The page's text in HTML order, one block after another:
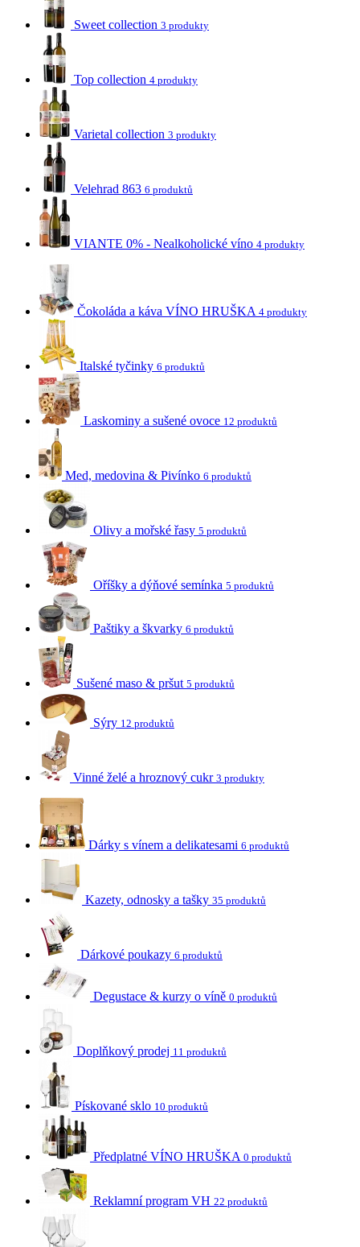
Sweet collection 3 produkty
Top collection 4 produkty
Varietal collection 3 produkty
Velehrad 863 6 produktů
VIANTE 0% - Nealkoholické víno 4 produkty
Čokoláda a káva VÍNO HRUŠKA 4 produkty
Italské tyčinky 6 produktů
Laskominy a sušené ovoce 12 produktů
Med, medovina & Pivínko 6 produktů
Olivy a mořské řasy 5 produktů
Oříšky a dýňové semínka 5 produktů
Paštiky a škvarky 6 produktů
Sušené maso & pršut 5 produktů
Sýry 12 produktů
Vinné želé a hroznový cukr 3 produkty
Dárky s vínem a delikatesami 6 produktů
Kazety, odnosky a tašky 35 produktů
Dárkové poukazy 6 produktů
Degustace & kurzy o víně 0 produktů
Doplňkový prodej 11 produktů
Pískované sklo 10 produktů
Předplatné VÍNO HRUŠKA 0 produktů
Reklamní program VH 22 produktů